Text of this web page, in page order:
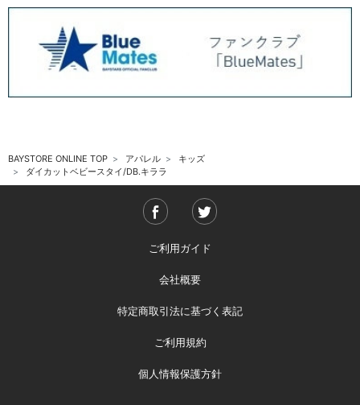
BAYSTORE ONLINE TOP アパレル
キッズ
ダイカットベビースタイ/DB.キララ
ご利用ガイド
会社概要
特定商取引法に基づく表記
ご利用規約
個人情報保護方針